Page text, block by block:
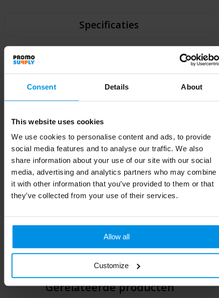
Consent Details About
This website uses cookies
We use cookies to personalise content and ads, to provide
social media features and to analyse our traffic. We also
share information about your use of our site with our social
media, advertising and analytics partners who may combine
it with other information that you’ve provided to them or that
they’ve collected from your use of their services.
Allow all
Customize
Specificaties
Specificaties
Artikelnummer 1PR12001
Materiaal PVC-kunststof
EAN-code 8713159587774
Kleur Wit
Breedte 5 cm
4.3 cm
Gerelateerde producten